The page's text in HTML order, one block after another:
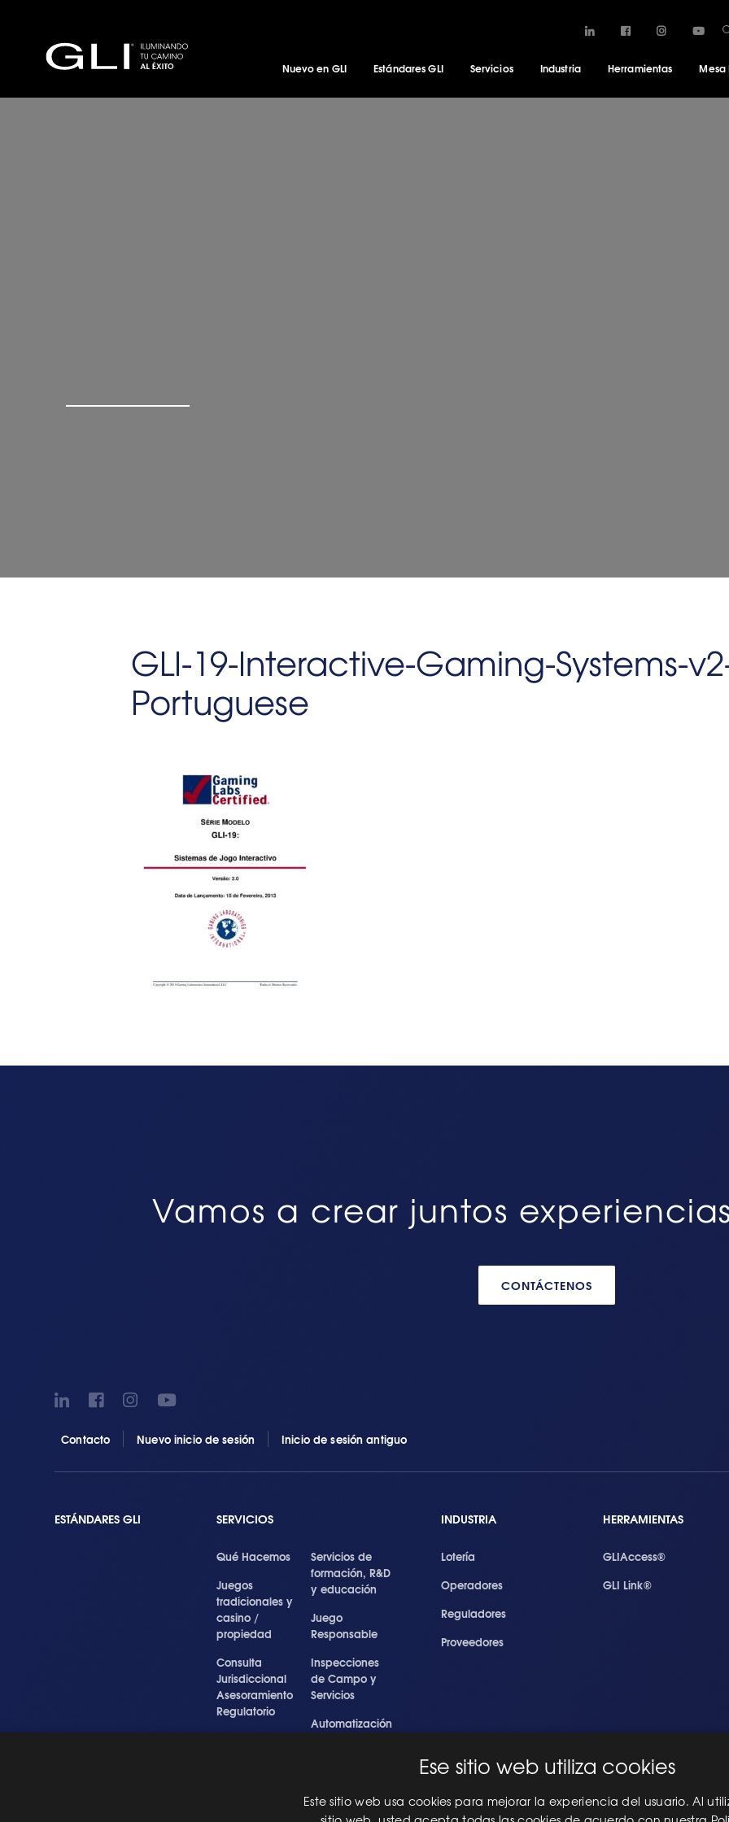
Nuevo en GLI Estándares GLI Servicios Industria Herramientas Mesa
GLI-19-Interactive-Gaming-Systems-
Portuguese
Vamos a crear juntos
CONTÁCTENOS
Contacto Nuevo inicio de sesión Inicio de sesión antiguo
ESTÁNDARES GLI SERVICIOS
Qué Hacemos
Juegos
tradicionales y
casino /
propiedad
Consulta
Jurisdiccional
Asesoramiento
Regulatorio
Servicios de
formación, R&D
y educación
Juego
Responsable
Inspecciones
de Campo y
Servicios
Automatización
Profesionales
INDUSTRIA
Lotería
Operadores
Reguladores
Proveedores
HERRAMIENTAS
GLIAccess®
GLI Link®
Ese sitio web utiliza cookies
Este sitio web usa cookies para mejorar la experiencia del usuario. Al